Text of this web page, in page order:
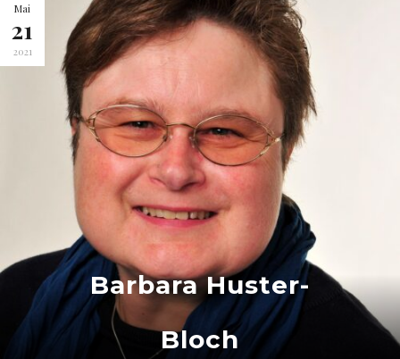
Mai
21
2021
Barbara Huster-
Bloch